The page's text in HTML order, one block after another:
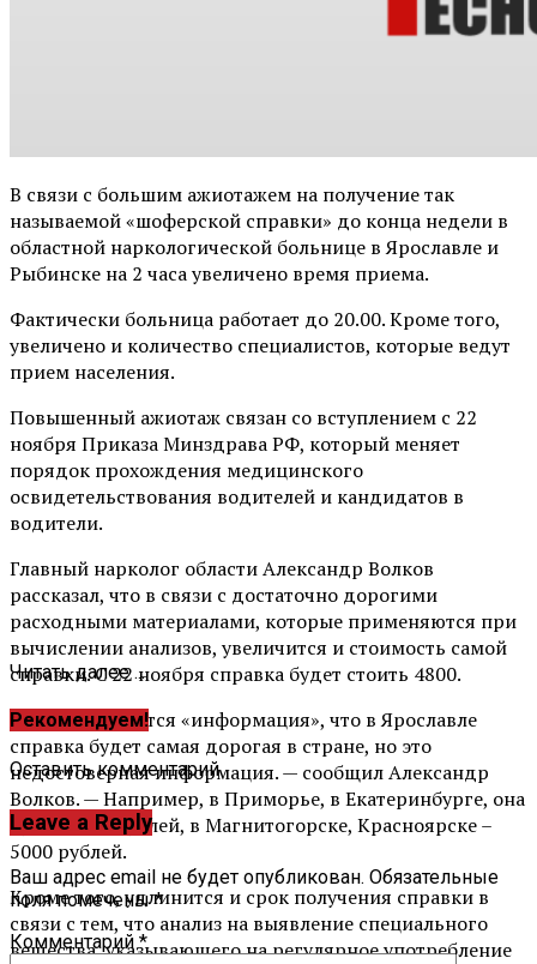
В связи с большим ажиотажем на получение так
называемой «шоферской справки» до конца недели в
областной наркологической больнице в Ярославле и
Рыбинске на 2 часа увеличено время приема.
Фактически больница работает до 20.00. Кроме того,
увеличено и количество специалистов, которые ведут
прием населения.
Повышенный ажиотаж связан со вступлением с 22
ноября Приказа Минздрава РФ, который меняет
порядок прохождения медицинского
освидетельствования водителей и кандидатов в
водители.
Главный нарколог области Александр Волков
рассказал, что в связи с достаточно дорогими
расходными материалами, которые применяются при
вычислении анализов, увеличится и стоимость самой
справки. С 22 ноября справка будет стоить 4800.
— Уже появляется «информация», что в Ярославле
справка будет самая дорогая в стране, но это
недостоверная информация. — сообщил Александр
Волков. — Например, в Приморье, в Екатеринбурге, она
будет 6000 рублей, в Магнитогорске, Красноярске –
5000 рублей.
Кроме того, удлинится и срок получения справки в
связи с тем, что анализ на выявление специального
вещества, указывающего на регулярное употребление
Читать далее ...
Рекомендуем!
Оставить комментарий
Leave a Reply
Ваш адрес email не будет опубликован. Обязательные
поля помечены*
Комментарий*